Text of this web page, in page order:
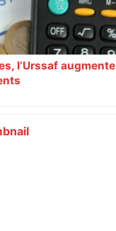
l’Urssaf augmente